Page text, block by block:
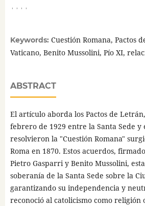
Keywords: Cuestión Romana, Pactos
Vaticano, Benito Mussolini, Pío XI,
ABSTRACT
El artículo aborda los Pactos de
febrero de 1929 entre la Santa Sede y
resolvieron la "Cuestión Romana"
Roma en 1870. Estos acuerdos,
Pietro Gasparri y Benito Mussolini,
soberanía de la Santa Sede sobre la
garantizando su independencia y
reconoció al catolicismo como religión